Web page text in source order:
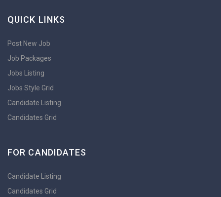
QUICK LINKS
Post New Job
Job Packages
Jobs Listing
Jobs Style Grid
Candidate Listing
Candidates Grid
FOR CANDIDATES
Candidate Listing
Candidates Grid